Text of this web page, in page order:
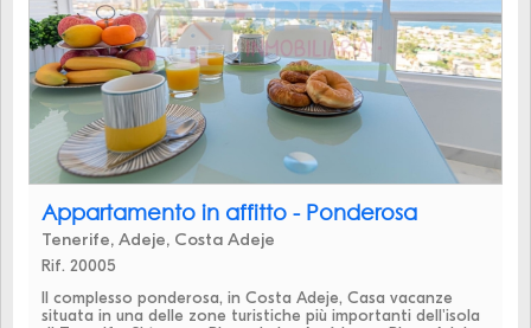
Appartamento in affitto - Ponderosa
Tenerife, Adeje, Costa Adeje
Rif. 20005
Il complesso ponderosa, in Costa Adeje, Casa vacanze
situata in una delle zone turistiche più importanti dell'isola